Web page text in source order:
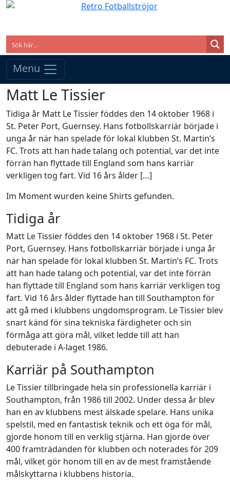
Menu
Matt Le Tissier
Tidiga år Matt Le Tissier föddes den 14 oktober 1968 i
St. Peter Port, Guernsey. Hans fotbollskarriär började i
unga år när han spelade för lokal klubben St. Martin’s
FC. Trots att han hade talang och potential, var det inte
förrän han flyttade till England som hans karriär
verkligen tog fart. Vid 16 års ålder […]
Im Moment wurden keine Shirts gefunden.
Tidiga år
Matt Le Tissier föddes den 14 oktober 1968 i St. Peter
Port, Guernsey. Hans fotbollskarriär började i unga år
när han spelade för lokal klubben St. Martin’s FC. Trots
att han hade talang och potential, var det inte förrän
han flyttade till England som hans karriär verkligen tog
fart. Vid 16 års ålder flyttade han till Southampton för
att gå med i klubbens ungdomsprogram. Le Tissier blev
snart känd för sina tekniska färdigheter och sin
förmåga att göra mål, vilket ledde till att han
debuterade i A-laget 1986.
Karriär på Southampton
Le Tissier tillbringade hela sin professionella karriär i
Southampton, från 1986 till 2002. Under dessa år blev
han en av klubbens mest älskade spelare. Hans unika
spelstil, med en fantastisk teknik och ett öga för mål,
gjorde honom till en verklig stjärna. Han gjorde över
400 framträdanden för klubben och noterades för 209
mål, vilket gör honom till en av de mest framstående
målskyttarna i klubbens historia.